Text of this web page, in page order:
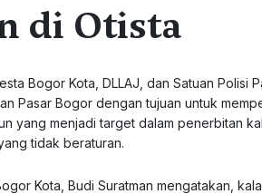
di Otista
Bogor Kota, DLLAJ, dan Satuan
Pasar Bogor dengan tujuan untuk
yang menjadi target dalam penerbitan
tidak beraturan.
Kota, Budi Suratman mengatakan,